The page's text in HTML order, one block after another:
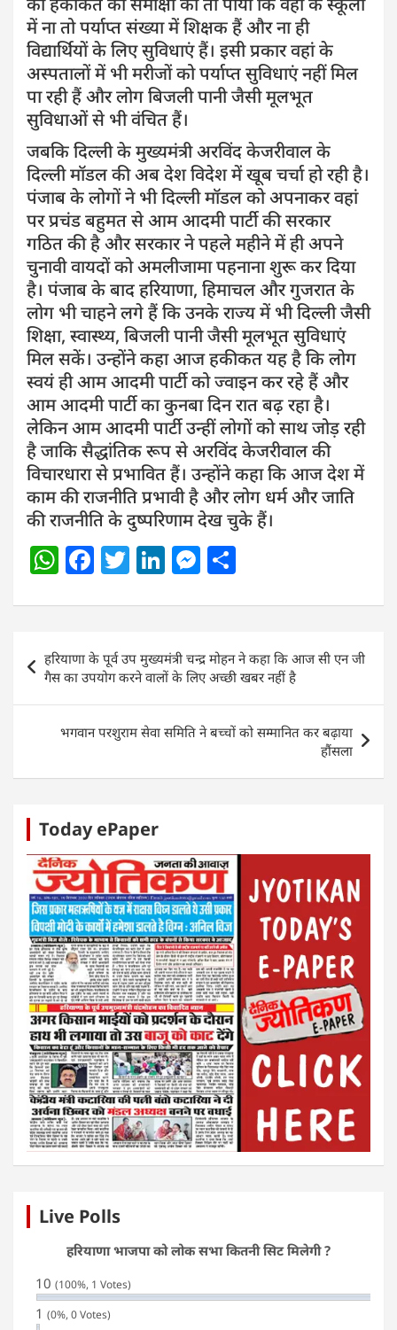
में ना तो पर्याप्त संख्या में शिक्षक हैं और ना ही
विद्यार्थियों के लिए सुविधाएं हैं। इसी प्रकार वहां के
अस्पतालों में भी मरीजों को पर्याप्त सुविधाएं नहीं मिल
पा रही हैं और लोग बिजली पानी जैसी मूलभूत
सुविधाओं से भी वंचित हैं।
जबकि दिल्ली के मुख्यमंत्री अरविंद केजरीवाल के
दिल्ली मॉडल की अब देश विदेश में खूब चर्चा हो रही है।
पंजाब के लोगों ने भी दिल्ली मॉडल को अपनाकर वहां
पर प्रचंड बहुमत से आम आदमी पार्टी की सरकार
गठित की है और सरकार ने पहले महीने में ही अपने
चुनावी वायदों को अमलीजामा पहनाना शुरू कर दिया
है। पंजाब के बाद हरियाणा, हिमाचल और गुजरात के
लोग भी चाहने लगे हैं कि उनके राज्य में भी दिल्ली जैसी
शिक्षा, स्वास्थ्य, बिजली पानी जैसी मूलभूत सुविधाएं
मिल सकें। उन्होंने कहा आज हकीकत यह है कि लोग
स्वयं ही आम आदमी पार्टी को ज्वाइन कर रहे हैं और
आम आदमी पार्टी का कुनबा दिन रात बढ़ रहा है।
लेकिन आम आदमी पार्टी उन्हीं लोगों को साथ जोड़ रही
है जाकि सैद्धांतिक रूप से अरविंद केजरीवाल की
विचारधारा से प्रभावित हैं। उन्होंने कहा कि आज देश में
काम की राजनीति प्रभावी है और लोग धर्म और जाति
की राजनीति के दुष्परिणाम देख चुके हैं।
W
at
s
A
p
p
F
c
e
b
o
o
T
itt
er
Li
k
e
dI
n
M
ss
e
n
g
er
ar
e
Post
navigation
हरियाणा के पूर्व उप मुख्यमंत्री चन्द्र मोहन ने कहा कि आज सी एन जी
गैस का उपयोग करने वालों के लिए अच्छी खबर नहीं है
भगवान परशुराम सेवा समिति ने बच्चों को सम्मानित कर बढ़ाया
हौंसला
Today ePaper
Live Polls
हरियाणा भाजपा को लोक सभा कितनी सिट मिलेगी ?
10 (100%, 1 Votes)
1 (0%, 0 Votes)